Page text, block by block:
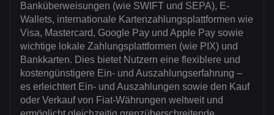
Banküberweisungen (wie SWIFT und SEPA), E-
Wallets, internationale Kartenzahlungsplattformen wie
Visa, Mastercard, Google Pay und Apple Pay sowie
wichtige lokale Zahlungsplattformen (wie PIX) und
Bankkarten. Dies bietet Nutzern eine flexiblere und
kostengünstigere Ein- und Auszahlungserfahrung –
es erleichtert Ein- und Auszahlungen sowie den Kauf
oder Verkauf von Fiat-Währungen weltweit und